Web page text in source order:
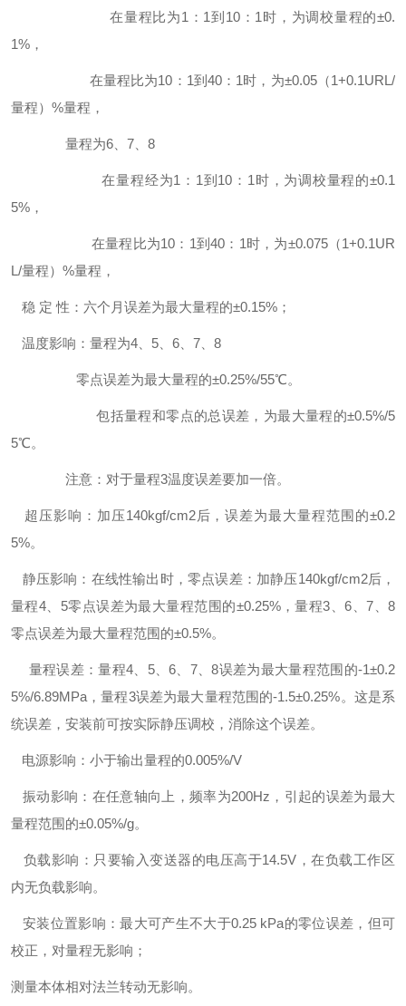
在量程比为1：1到10：1时，为调校量程的±0.
1%，
在量程比为10：1到40：1时，为±0.05（1+0.1URL/
量程）%量程，
量程为6、7、8
在量程经为1：1到10：1时，为调校量程的±0.1
5%，
在量程比为10：1到40：1时，为±0.075（1+0.1UR
L/量程）%量程，
稳 定 性：六个月误差为最大量程的±0.15%；
温度影响：量程为4、5、6、7、8
零点误差为最大量程的±0.25%/55℃。
包括量程和零点的总误差，为最大量程的±0.5%/5
5℃。
注意：对于量程3温度误差要加一倍。
超压影响：加压140kgf/cm2后，误差为最大量程范围的±0.2
5%。
静压影响：在线性输出时，零点误差：加静压140kgf/cm2后，
量程4、5零点误差为最大量程范围的±0.25%，量程3、6、7、8
零点误差为最大量程范围的±0.5%。
量程误差：量程4、5、6、7、8误差为最大量程范围的-1±0.2
5%/6.89MPa，量程3误差为最大量程范围的-1.5±0.25%。这是系
统误差，安装前可按实际静压调校，消除这个误差。
电源影响：小于输出量程的0.005%/V
振动影响：在任意轴向上，频率为200Hz，引起的误差为最大
量程范围的±0.05%/g。
负载影响：只要输入变送器的电压高于14.5V，在负载工作区
内无负载影响。
安装位置影响：最大可产生不大于0.25 kPa的零位误差，但可
校正，对量程无影响；
测量本体相对法兰转动无影响。